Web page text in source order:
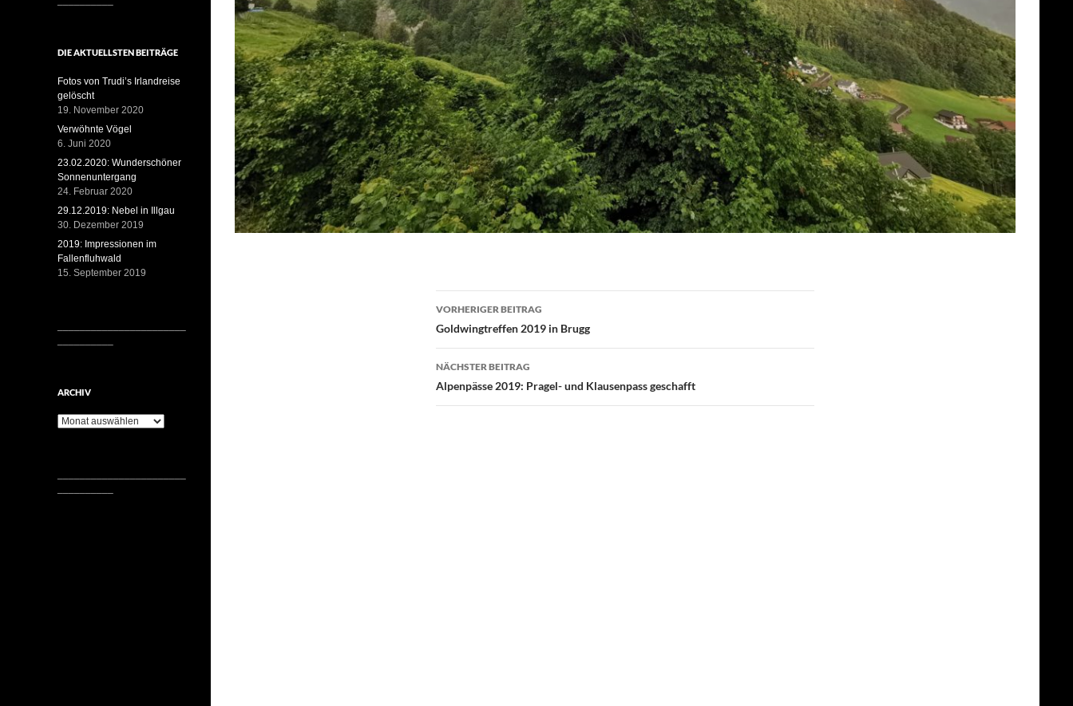
Beitragsnavigation
VORHERIGER BEITRAG
Goldwingtreffen 2019 in Brugg
NÄCHSTER BEITRAG
Alpenpässe 2019: Pragel- und Klausenpass geschafft
DIE AKTUELLSTEN BEITRÄGE
Fotos von Trudi’s Irlandreise
gelöscht
19. November 2020
Verwöhnte Vögel
6. Juni 2020
23.02.2020: Wunderschöner
Sonnenuntergang
24. Februar 2020
29.12.2019: Nebel in Illgau
30. Dezember 2019
2019: Impressionen im
Fallenfluhwald
15. September 2019
ARCHIV
Archiv